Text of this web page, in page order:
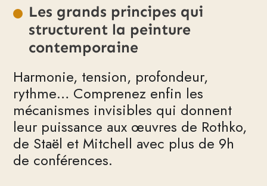
Les grands principes qui
structurent la peinture
contemporaine
Harmonie, tension, profondeur,
rythme… Comprenez enfin les
mécanismes invisibles qui donnent
leur puissance aux œuvres de Rothko,
de Staël et Mitchell avec plus de 9h
de conférences.